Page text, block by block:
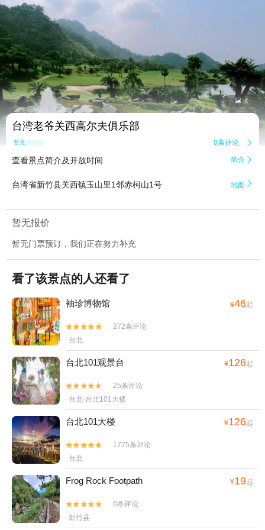
 4
台湾老爷关西高尔夫俱乐部
暂无点评 0条评论 
查看景点简介及开放时间 简介 
台湾省新竹县关西镇玉山里1邻赤柯山1号 地图 
暂无报价
暂无门票预订，我们正在努力补充
看了该景点的人还看了
袖珍博物馆 ¥46起


272条评论
台北
台北101观景台 ¥126起


25条评论
台北·台北101大楼
台北101大楼 ¥126起


1775条评论
台北
Frog Rock Footpath ¥19起


0条评论
新竹县
